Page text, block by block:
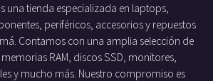
tienda especializada en laptops,
periféricos, accesorios y repuestos
Contamos con una amplia selección de
RAM, discos SSD, monitores,
y mucho más. Nuestro compromiso es